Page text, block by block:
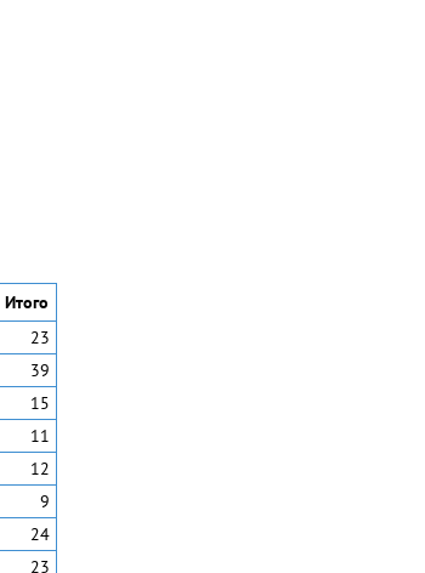
Итого
23
39
15
11
12
9
24
23